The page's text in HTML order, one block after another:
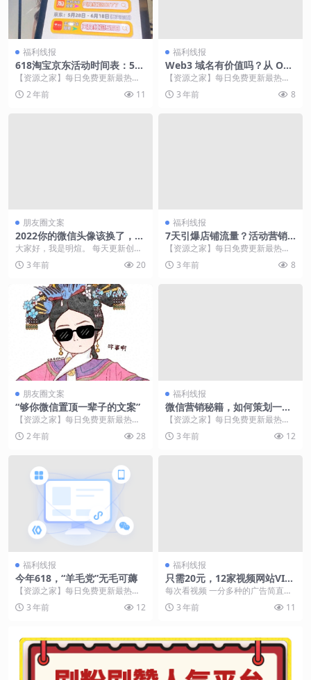
福利线报
618淘宝京东活动时间表：5月
31日开始6月20日结束，150
【资源之家】每日免费更新最热门
的副业项目资源 2024年618年中大
促淘宝第一波...
2 年前 11
福利线报
Web3 域名有价值吗？从 Ope
nSea 下架 Twitterscan.nft
【资源之家】每日免费更新最热门
的副业项目资源 免责声明：本文旨
在传递更多市场信息...
3 年前 8
朋友圈文案
2022你的微信头像该换了，30
张可爱卡通励志签名头像，喜
欢请带走
大家好，我是明煊。 每天更新创意
壁纸头像，喜欢的记得关注哦。 本
期主题： 202...
3 年前 20
福利线报
7天引爆店铺流量？活动营销
到底有多厉害
【资源之家】每日免费更新最热门
的副业项目资源 关键词：流量、直
通、钻展、活动策划...
3 年前 8
朋友圈文案
“够你微信置顶一辈子的文案”
【资源之家】每日免费更新最热门
的副业项目资源 01 落日弥漫的橘，
天边透亮的星...
2 年前 28
福利线报
微信营销秘籍，如何策划一场
人气爆棚的创意活动？
【资源之家】每日免费更新最热门
的副业项目资源 微信营销，策划创
意的营销活动，微博...
3 年前 12
福利线报
今年618，“羊毛党”无毛可薅
【资源之家】每日免费更新最热门
的副业项目资源 即便6月18日已
过，但从京东和天猫...
3 年前 12
福利线报
只需20元，12家视频网站VIP
随便看，需要了解一下吗……
随便看，需要了解一下吗……
每次看视频 一分多种的广告简直不
能忍 而现在，只需要20元 近12家
视频网站的V...
3 年前 11